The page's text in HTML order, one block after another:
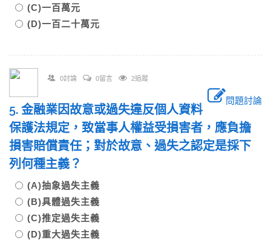
(C)一百萬元
(D)一百二十萬元
0討論 0留言 2追蹤
問題討論
5. 金融業因故意或過失違反個人資料
保護法規定，致當事人權益受損害者，應負擔
損害賠償責任；對於故意、過失之認定是採下
列何種主義？
(A)抽象過失主義
(B)具體過失主義
(C)推定過失主義
(D)重大過失主義